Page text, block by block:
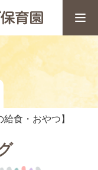
食・おやつ】